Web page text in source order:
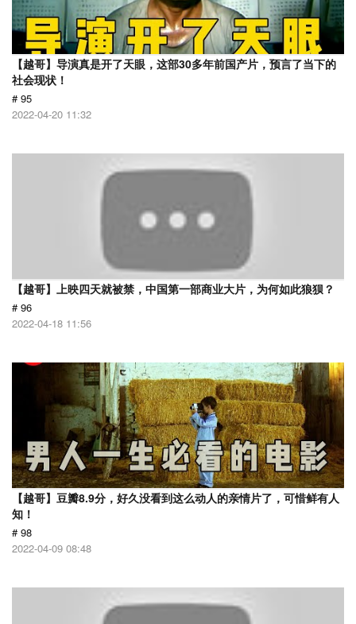
【越哥】导演真是开了天眼，这部30多年前国产片，预言了当下的
社会现状！
# 95
2022-04-20 11:32
【越哥】上映四天就被禁，中国第一部商业大片，为何如此狼狈？
# 96
2022-04-18 11:56
【越哥】豆瓣8.9分，好久没看到这么动人的亲情片了，可惜鲜有人
知！
# 98
2022-04-09 08:48